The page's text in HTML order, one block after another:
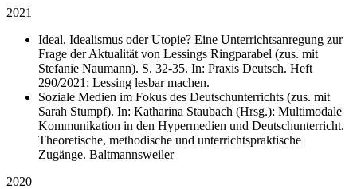
2021
Ideal, Idealismus oder Utopie? Eine Unterrichtsanregung zur
Frage der Aktualität von Lessings Ringparabel (zus. mit
Stefanie Naumann). S. 32-35. In: Praxis Deutsch. Heft
290/2021: Lessing lesbar machen.
Soziale Medien im Fokus des Deutschunterrichts (zus. mit
Sarah Stumpf). In: Katharina Staubach (Hrsg.): Multimodale
Kommunikation in den Hypermedien und Deutschunterricht.
Theoretische, methodische und unterrichtspraktische
Zugänge. Baltmannsweiler
2020